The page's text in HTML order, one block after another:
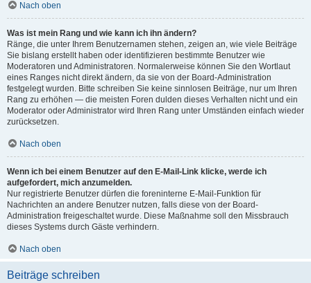
Nach oben
Was ist mein Rang und wie kann ich ihn ändern?
Ränge, die unter Ihrem Benutzernamen stehen, zeigen an, wie viele Beiträge
Sie bislang erstellt haben oder identifizieren bestimmte Benutzer wie
Moderatoren und Administratoren. Normalerweise können Sie den Wortlaut
eines Ranges nicht direkt ändern, da sie von der Board-Administration
festgelegt wurden. Bitte schreiben Sie keine sinnlosen Beiträge, nur um Ihren
Rang zu erhöhen — die meisten Foren dulden dieses Verhalten nicht und ein
Moderator oder Administrator wird Ihren Rang unter Umständen einfach wieder
zurücksetzen.
Nach oben
Wenn ich bei einem Benutzer auf den E-Mail-Link klicke, werde ich
aufgefordert, mich anzumelden.
Nur registrierte Benutzer dürfen die foreninterne E-Mail-Funktion für
Nachrichten an andere Benutzer nutzen, falls diese von der Board-
Administration freigeschaltet wurde. Diese Maßnahme soll den Missbrauch
dieses Systems durch Gäste verhindern.
Nach oben
Beiträge schreiben